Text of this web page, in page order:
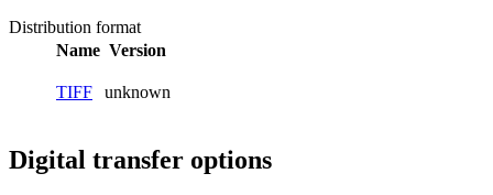
Distribution format
Name Version
TIFF unknown
Digital transfer options